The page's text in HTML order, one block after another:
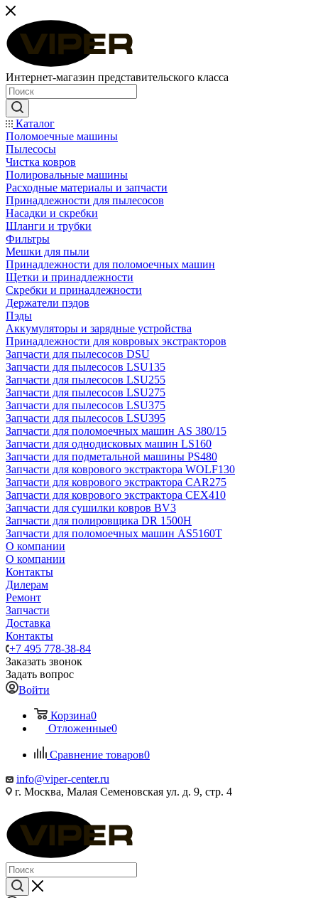
Интернет-магазин представительского класса
Каталог
Поломоечные машины
Пылесосы
Чистка ковров
Полировальные машины
Расходные материалы и запчасти
Принадлежности для пылесосов
Насадки и скребки
Шланги и трубки
Фильтры
Мешки для пыли
Принадлежности для поломоечных машин
Щетки и принадлежности
Скребки и принадлежности
Держатели пэдов
Пэды
Аккумуляторы и зарядные устройства
Принадлежности для ковровых экстракторов
Запчасти для пылесосов DSU
Запчасти для пылесосов LSU135
Запчасти для пылесосов LSU255
Запчасти для пылесосов LSU275
Запчасти для пылесосов LSU375
Запчасти для пылесосов LSU395
Запчасти для поломоечных машин AS 380/15
Запчасти для однодисковых машин LS160
Запчасти для подметальной машины PS480
Запчасти для коврового экстрактора WOLF130
Запчасти для коврового экстрактора CAR275
Запчасти для коврового экстрактора CEX410
Запчасти для сушилки ковров BV3
Запчасти для полировщика DR 1500H
Запчасти для поломоечных машин AS5160T
О компании
О компании
Контакты
Дилерам
Ремонт
Запчасти
Доставка
Контакты
+7 495 778-38-84
Заказать звонок
Задать вопрос
Войти
Корзина0
Отложенные0
Сравнение товаров0
info@viper-center.ru
г. Москва, Малая Семеновская ул. д. 9, стр. 4